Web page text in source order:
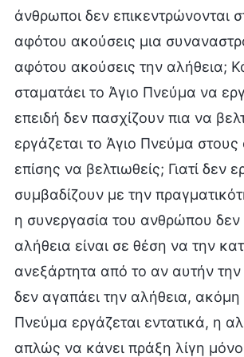
άνθρωποι δεν επικεντρώνονται
αφότου ακούσεις μια
αφότου ακούσεις την αλήθεια;
σταματάει το Άγιο Πνεύμα να
επειδή δεν πασχίζουν πια να
εργάζεται το Άγιο Πνεύμα
επίσης να βελτιωθείς; Γιατί
συμβαδίζουν με την
η συνεργασία του ανθρώπου
αλήθεια είναι σε θέση να την
ανεξάρτητα από το αν αυτήν
δεν αγαπάει την αλήθεια,
Πνεύμα εργάζεται εντατικά, η
απλώς να κάνει πράξη λίγη